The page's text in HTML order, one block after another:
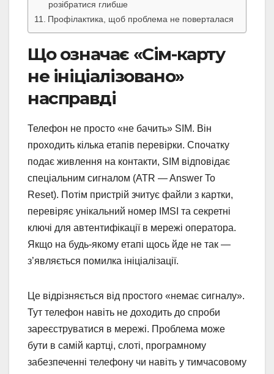
розібратися глибше
Профілактика, щоб проблема не поверталася
Що означає «Сім-карту
не ініціалізовано»
насправді
Телефон не просто «не бачить» SIM. Він
проходить кілька етапів перевірки. Спочатку
подає живлення на контакти, SIM відповідає
спеціальним сигналом (ATR — Answer To
Reset). Потім пристрій зчитує файли з картки,
перевіряє унікальний номер IMSI та секретні
ключі для автентифікації в мережі оператора.
Якщо на будь-якому етапі щось йде не так —
з’являється помилка ініціалізації.
Це відрізняється від простого «немає сигналу».
Тут телефон навіть не доходить до спроби
зареєструватися в мережі. Проблема може
бути в самій картці, слоті, програмному
забезпеченні телефону чи навіть у тимчасовому